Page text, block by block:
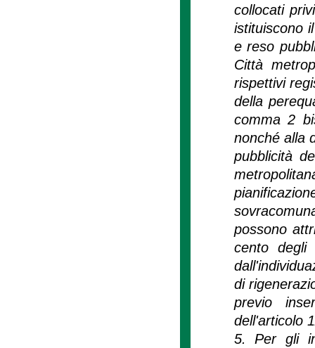
collocati
istituiscono
e reso
Città
rispettivi
della
comma 2
nonché alla
pubblicità
possono
cento
di
previo
dell'articolo
5. Per gli